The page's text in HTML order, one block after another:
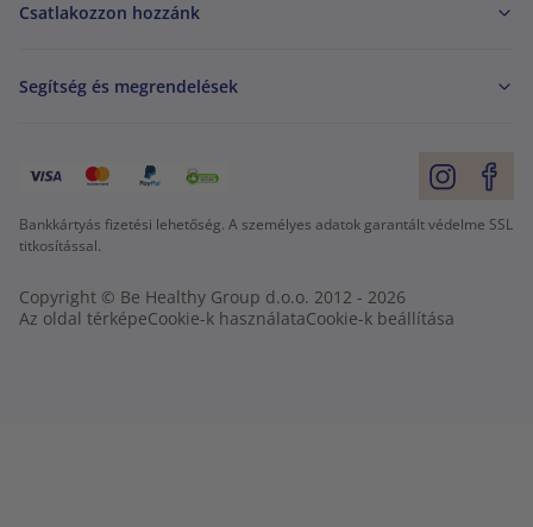
Csatlakozzon hozzánk
Segítség és megrendelések
Bankkártyás fizetési lehetőség. A személyes adatok garantált védelme SSL
titkosítással.
Copyright © Be Healthy Group d.o.o. 2012 - 2026
Az oldal térképeCookie-k használataCookie-k beállítása